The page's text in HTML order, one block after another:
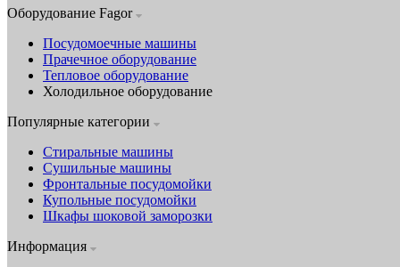
Оборудование Fagor
Посудомоечные машины
Прачечное оборудование
Тепловое оборудование
Холодильное оборудование
Популярные категории
Стиральные машины
Сушильные машины
Фронтальные посудомойки
Купольные посудомойки
Шкафы шоковой заморозки
Информация